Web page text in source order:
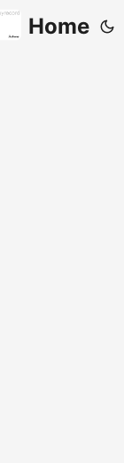
Home